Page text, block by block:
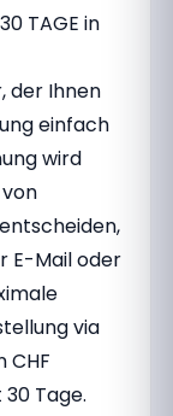
TAGE in
der Ihnen
einfach
wird
E-Mail oder
via
CHF
Tage.